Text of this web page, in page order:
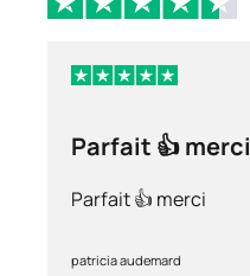
Parfait 👍 merci
Parfait 👍 merci
patricia audemard